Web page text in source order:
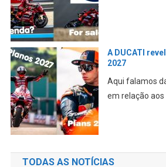
A DUCATI
2027
Aqui falamos
em relação aos
TODAS AS NOTÍCIAS